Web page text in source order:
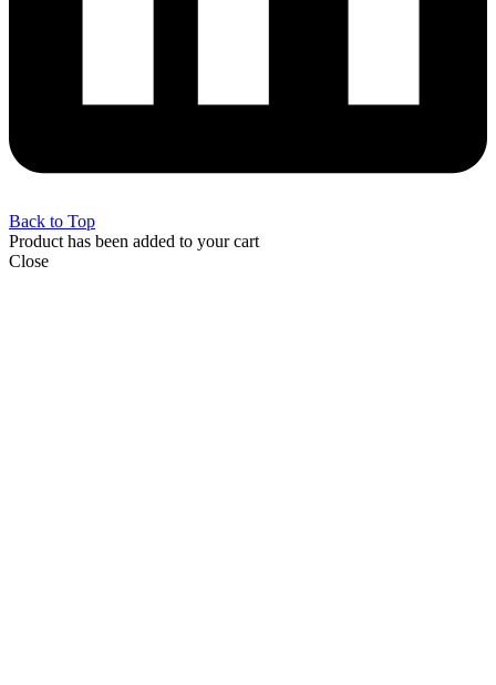
Back to Top
Product has been added to your cart
Close